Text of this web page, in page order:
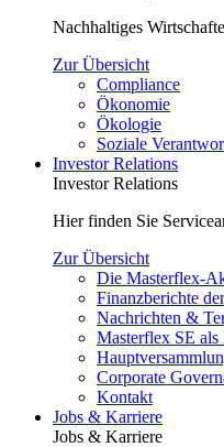
Nachhaltiges
Zur Übersicht
Compliance
Ökonomie
Ökologie
Soziale
Investor Relations
Investor Relations
Hier finden Sie
Zur Übersicht
Die Masterflex-
Finanzberichte
Nachrichten &
Masterflex SE als
Corporate
Kontakt
Jobs & Karriere
Jobs & Karriere